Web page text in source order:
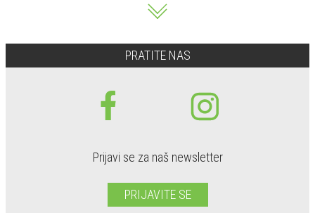
PRATITE NAS
Prijavi se za naš newsletter
PRIJAVITE SE